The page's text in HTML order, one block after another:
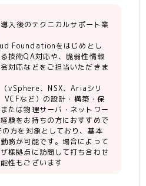
て5社分の担当ユーザをメイ
きます。
単独で上記の対応を実施して
Cloud Foundation）
アップして頂く意欲があれば
記のスキルがなくても構いま
トワークの設計、構築経験
製品の知識習得、スキルア
ベーションがある方
ロフェッショナルに囲まれる
ルを磨きたい
、サービス向上のために積極
ニケーションができる
応方針などを決定し推し進め
きる方
入後のテクニカルサポート業
Foundationをはじめとし
技術QA対応や、脆弱性情報
対応などをご担当いただきま
vSphere、NSX、Ariaシリ
VCFなど）の設計・構築・保
たは物理サーバ・ネットワー
験をお持ちの方におすすめで
方を対象としており、基本
務が可能です。場合によって
様拠点に訪問して打ち合わせ
性もございます